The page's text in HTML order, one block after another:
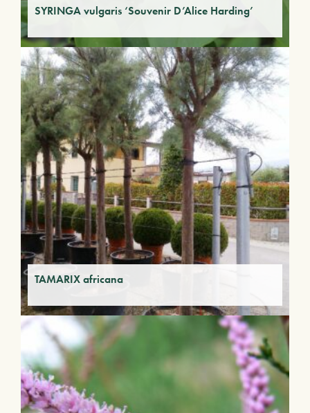
SYRINGA vulgaris ‘Souvenir D’Alice Harding’
TAMARIX africana